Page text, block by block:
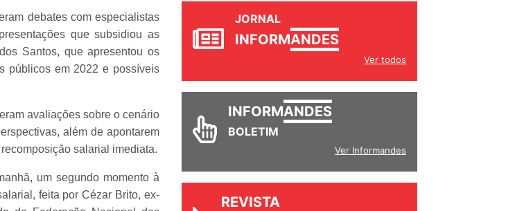
debates com especialistas
que subsidiou as
Santos, que apresentou os
públicos em 2022 e possíveis
avaliações sobre o cenário
além de apontarem
salarial imediata.
um segundo momento à
feita por Cézar Brito, ex-
JORNAL
INFORMANDES
Ver todos
INFORMANDES
BOLETIM
Ver Informandes
REVISTA